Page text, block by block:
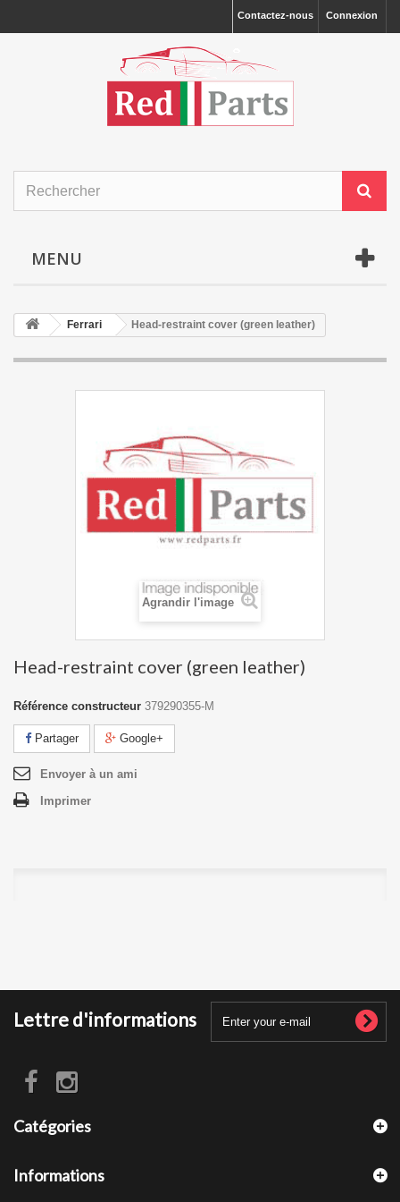
Connexion
Contactez-nous
MENU
Ferrari Head-restraint cover (green leather)
Agrandir l'image
Head-restraint cover (green leather)
Référence constructeur 379290355-M
Partager Google+
Envoyer à un ami
Imprimer
Lettre d'informations
Catégories
Informations